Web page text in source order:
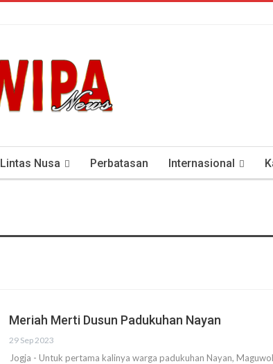
Lintas Nusa Perbatasan Internasional
Meriah Merti Dusun Padukuhan Nayan
29 Sep 2023
Jogja - Untuk pertama kalinya warga padukuhan Nayan,